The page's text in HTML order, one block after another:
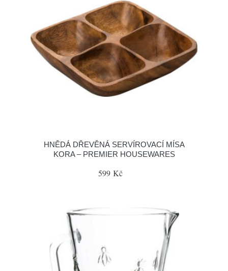
HNĚDÁ DŘEVĚNÁ SERVÍROVACÍ MÍSA
KORA – PREMIER HOUSEWARES
599 Kč